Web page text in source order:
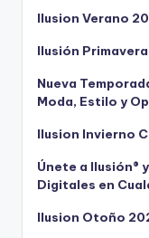
Ilusion Verano
Ilusión
Nueva
Moda, Estilo y
Ilusion Invierno
Únete a Ilusión®
Digitales en
Ilusion Otoño